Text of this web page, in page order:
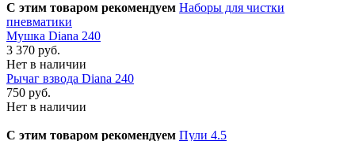
С этим товаром рекомендуем Наборы для чистки
пневматики
Мушка Diana 240
3 370 руб.
Нет в наличии
Рычаг взвода Diana 240
750 руб.
Нет в наличии
С этим товаром рекомендуем Пули 4.5